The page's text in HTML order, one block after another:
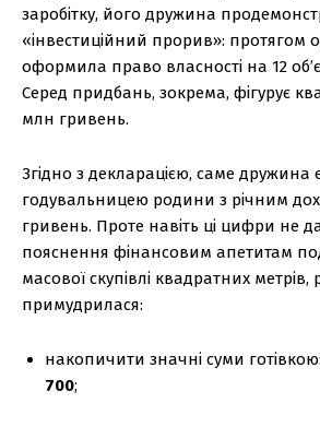
заробітку, його дружина
«інвестиційний прорив»: протягом
оформила право власності на 12
Серед придбань, зокрема, фігурує
млн гривень.
Згідно з декларацією, саме дружина
годувальницею родини з річним
гривень. Проте навіть ці цифри не
пояснення фінансовим апетитам
масової скупівлі квадратних
примудрилася:
накопичити значні суми готівкою:
700;